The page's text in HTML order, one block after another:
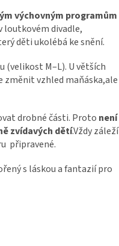
výchovným programům
loutkovém divadle,
děti ukolébá ke snění.
(velikost M–L). U větších
změnit vzhled maňáska,ale
drobné části. Proto není
zvídavých dětí.Vždy záleží
připravené.
s láskou a fantazií pro